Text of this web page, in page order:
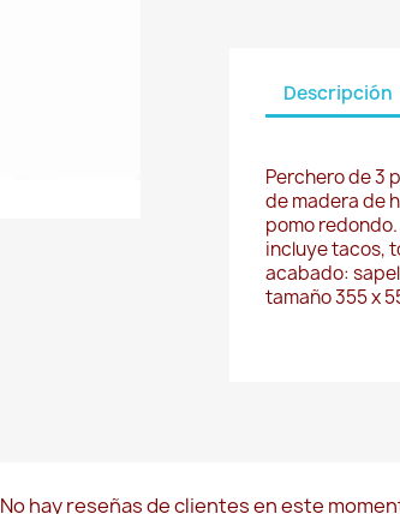
Descripción
Perchero de 3
de madera de
pomo redondo.
incluye tacos,
acabado:
tamaño 355 x
No hay reseñas de clientes en este